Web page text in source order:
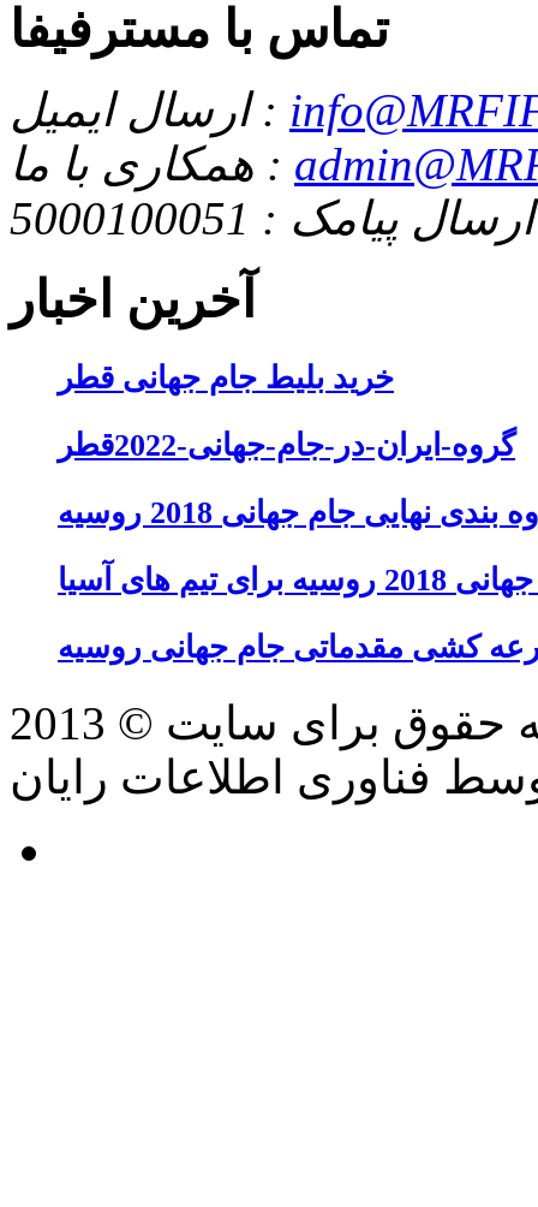
تماس با مسترفیفا
ارسال ایمیل :
همکاری با ما :
ارسال پیامک : 5000100051
آخرین اخبار
خرید بلیط جام جهانی قطر
گروه-ایران-در-جام-جهانی-2022قطر
بندی نهایی جام جهانی 2018 روسیه
های آسیا
کشی مقدماتی جام جهانی روسیه
فناوری اطلاعات رایان